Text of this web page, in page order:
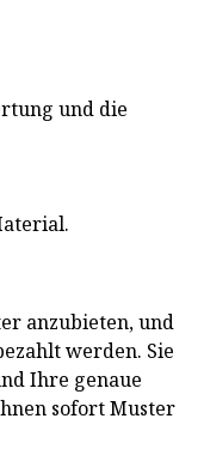
und die
anzubieten, und
werden. Sie
Ihre genaue
sofort Muster